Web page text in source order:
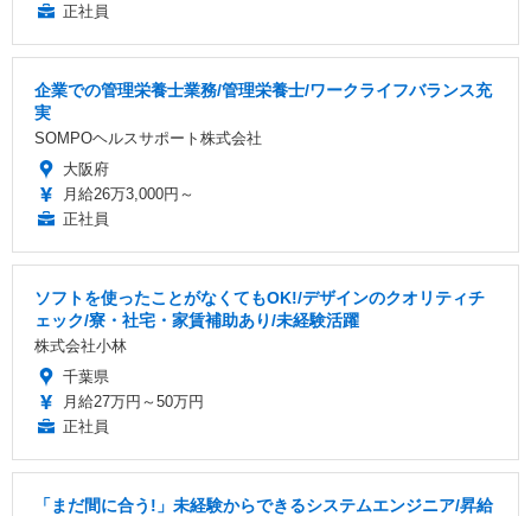
正社員
企業での管理栄養士業務/管理栄養士/ワークライフバランス充
実
SOMPOヘルスサポート株式会社
大阪府
月給26万3,000円～
正社員
ソフトを使ったことがなくてもOK!/デザインのクオリティチ
ェック/寮・社宅・家賃補助あり/未経験活躍
株式会社小林
千葉県
月給27万円～50万円
正社員
「まだ間に合う!」未経験からできるシステムエンジニア/昇給